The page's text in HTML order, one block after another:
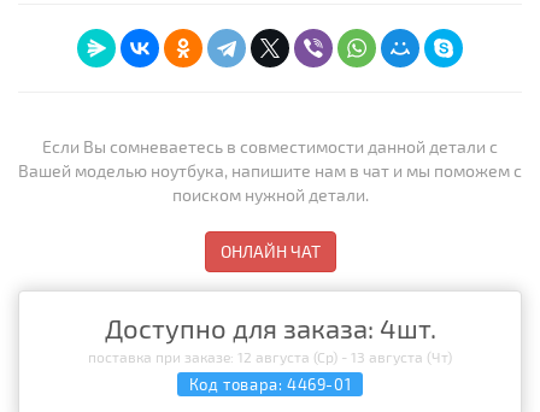
Если Вы сомневаетесь в совместимости данной детали с
Вашей моделью ноутбука, напишите нам в чат и мы поможем с
поиском нужной детали.
ОНЛАЙН ЧАТ
Доступно для заказа: 4шт.
поставка при заказе: 12 августа (Ср) - 13 августа (Чт)
Код товара: 4469-01